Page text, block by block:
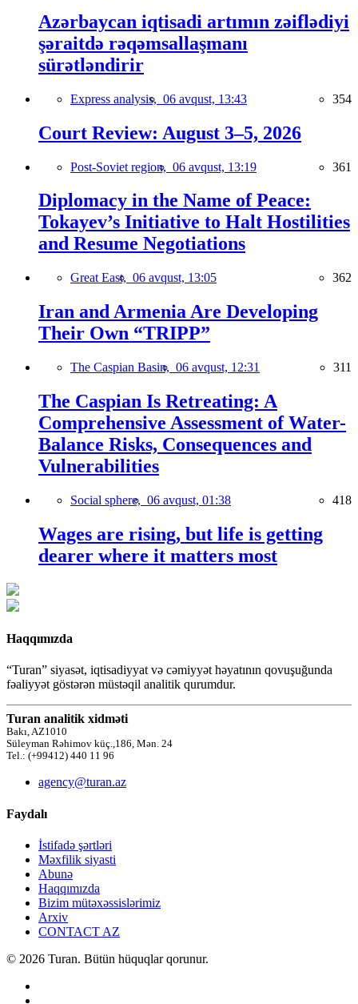
Azərbaycan iqtisadi artımın zəiflədiyi
şəraitdə rəqəmsallaşmanı
sürətləndirir
Express analysis, 06 avqust, 13:43 354
Court Review: August 3–5, 2026
Post-Soviet region, 06 avqust, 13:19 361
Diplomacy in the Name of Peace:
Tokayev’s Initiative to Halt Hostilities
and Resume Negotiations
Great East, 06 avqust, 13:05 362
Iran and Armenia Are Developing
Their Own “TRIPP”
The Caspian Basin, 06 avqust, 12:31 311
The Caspian Is Retreating: A
Comprehensive Assessment of Water-
Balance Risks, Consequences and
Vulnerabilities
Social sphere, 06 avqust, 01:38 418
Wages are rising, but life is getting
dearer where it matters most
Haqqımızda
“Turan” siyasət, iqtisadiyyat və cəmiyyət həyatının qovuşuğunda
fəaliyyət göstərən müstəqil analitik qurumdur.
Turan analitik xidməti
Bakı, AZ1010
Süleyman Rəhimov küç.,186, Mən. 24
Tel.: (+99412) 440 11 96
agency@turan.az
Faydalı
İstifadə şərtləri
Məxfilik siyasti
Abunə
Haqqımızda
Bizim mütəxəssislərimiz
Arxiv
CONTACT AZ
© 2026 Turan. Bütün hüquqlar qorunur.